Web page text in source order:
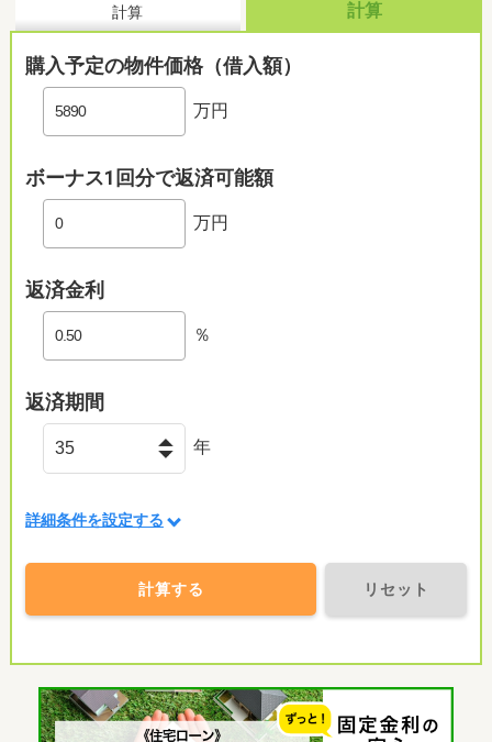
計算 計算
購入予定の物件価格（借入額）
万円
ボーナス1回分で返済可能額
万円
返済金利
％
返済期間
年
詳細条件を設定する
計算する リセット